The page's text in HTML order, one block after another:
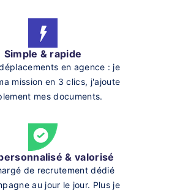
Simple & rapide
en agence : je
mission en 3 clics, j'ajoute
mes documents.
& valorisé
de recrutement dédié
au jour le jour. Plus je